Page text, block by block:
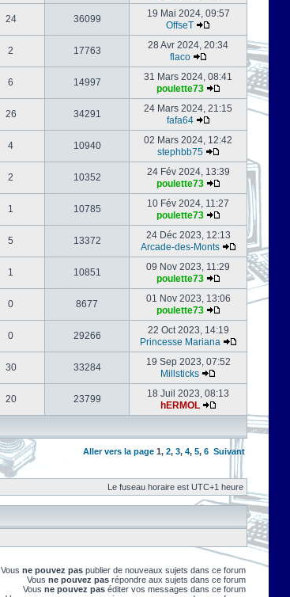
24 36099
19 Mai 2024, 09:57
OffseT
2 17763
28 Avr 2024, 20:34
flaco
6 14997
31 Mars 2024, 08:41
poulette73
26 34291
24 Mars 2024, 21:15
fafa64
4 10940
02 Mars 2024, 12:42
stephbb75
2 10352
24 Fév 2024, 13:39
poulette73
1 10785
10 Fév 2024, 11:27
poulette73
5 13372
24 Déc 2023, 12:13
Arcade-des-Monts
1 10851
09 Nov 2023, 11:29
poulette73
0 8677
01 Nov 2023, 13:06
poulette73
0 29266
22 Oct 2023, 14:19
Princesse Mariana
30 33284
19 Sep 2023, 07:52
Millsticks
20 23799
18 Juil 2023, 08:13
hERMOL
Aller vers la page 1, 2, 3, 4, 5, 6 Suivant
Le fuseau horaire est UTC+1 heure
Vous ne pouvez pas publier de nouveaux sujets dans ce forum
Vous ne pouvez pas répondre aux sujets dans ce forum
Vous ne pouvez pas éditer vos messages dans ce forum